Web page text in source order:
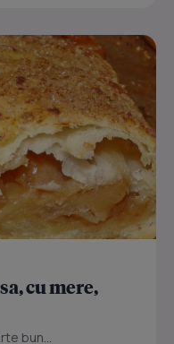
cu mere,
bun...